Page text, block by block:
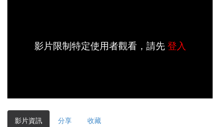
影片限制特定使用者觀看，請先登入
影片資訊 分享 收藏